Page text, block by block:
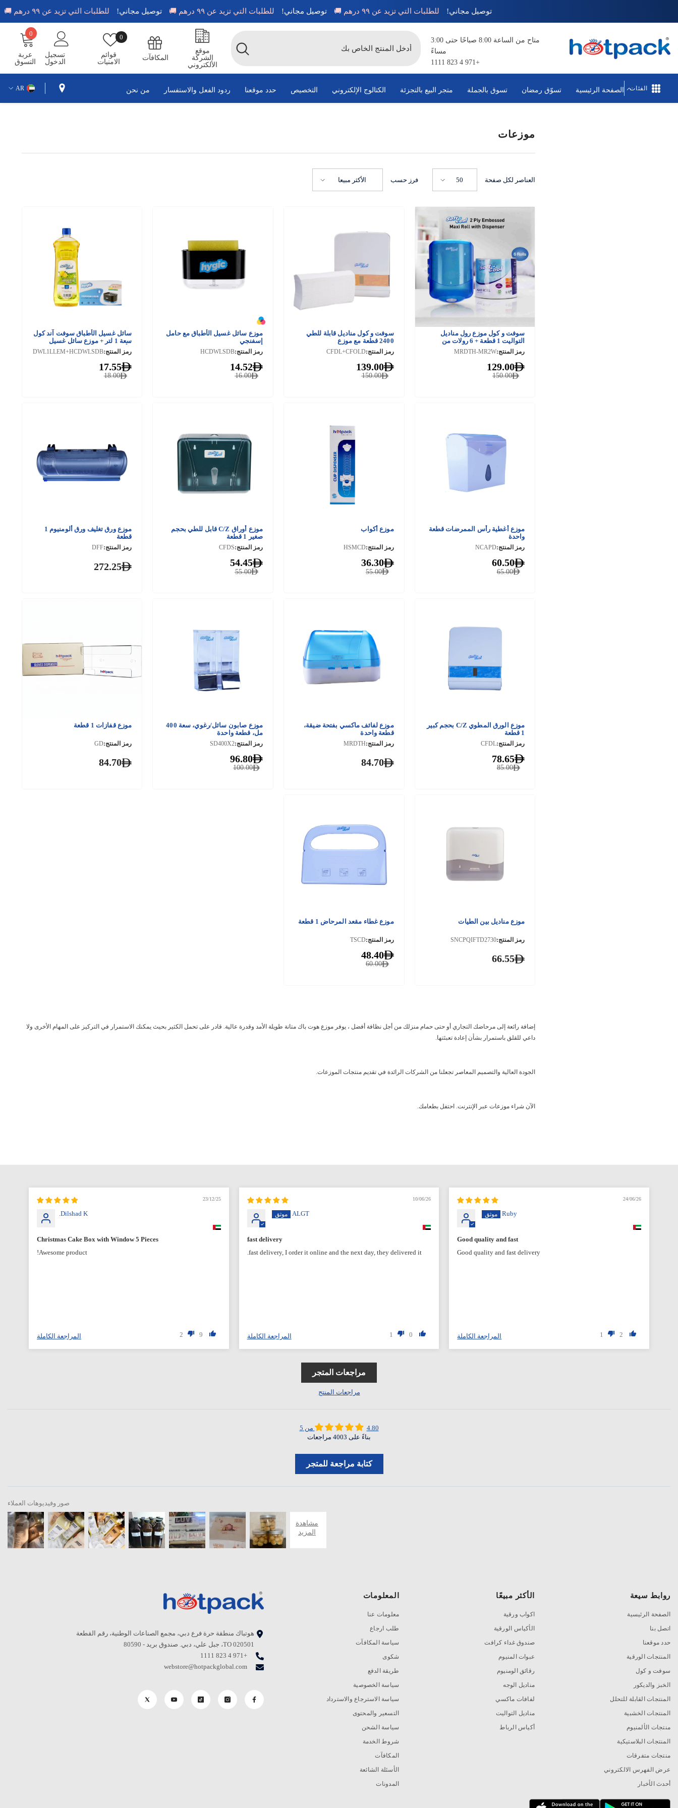
توصيل مجاني! للطلبات التي تزيد عن ٩٩ درهم 🚚 توصيل مجاني! للطلبات التي تزيد عن ٩٩ درهم 🚚 توصيل مجاني! للطلبات التي تزيد عن ٩٩ درهم 🚚
متاح من الساعة 8:00 صباحًا حتى 3:00
مساءً
+971 4 823 1111
موقع
الشركة
الألكتروني
المكافآت
قوائم
الامنيات
0قوائم
الامنيات
تسجيل
الدخول
عربة
التسوق
0
0
عناصر
الفئات الصفحة الرئيسية تسوّق رمضان تسوق بالجملة متجر البيع بالتجزئة الكتالوج الإلكتروني التخصيص حدد موقعنا ردود الفعل والاستفسار من نحن AR
موزعات
العناصر لكل صفحة 50 فرز حسب الأكثر مبيعا
سوفت و كول موزع رول مناديل
التواليت 1 قطعة + 6 رولات من
طبقتين رول مناديل التواليت
رمز المنتج:MRDTH-MR2W
150.00
129.00
سوفت و كول مناديل قابلة للطي
2400 قطعة مع موزع
رمز المنتج:CFDL+CFOLD
150.00
139.00
موزع سائل غسيل الأطباق مع حامل
إسفنجي
رمز المنتج:HCDWLSDB
16.00
14.52
سائل غسيل الأطباق سوفت آند كول
سعة 1 لتر + موزع سائل غسيل
الأطباق
رمز المنتج:DWL1LLEM+HCDWLSDB
18.00
17.55
موزع أغطية رأس الممرضات قطعة
واحدة
رمز المنتج:NCAPD
65.00
60.50
موزع أكواب
رمز المنتج:HSMCD
55.00
36.30
موزع أوراق C/Z قابل للطي بحجم
صغير 1 قطعة
رمز المنتج:CFDS
55.00
54.45
موزع ورق تغليف ورق ألومنيوم 1
قطعة
رمز المنتج:DFF
272.25
موزع الورق المطوي C/Z بحجم كبير
1 قطعة
رمز المنتج:CFDL
85.00
78.65
موزع لفائف ماكسي بفتحة ضيقة،
قطعة واحدة
رمز المنتج:MRDTH
84.70
موزع صابون سائل/رغوي، سعة 400
مل، قطعة واحدة
رمز المنتج:SD400X2
100.00
96.80
موزع قفازات 1 قطعة
رمز المنتج:GD
84.70
موزع مناديل بين الطيات
رمز المنتج:SNCPQIFTD2730
66.55
موزع غطاء مقعد المرحاض 1 قطعة
رمز المنتج:TSCD
60.00
48.40
إضافة رائعة إلى مرحاضك التجاري أو حتى حمام منزلك من أجل نظافة أفضل ، يوفر موزع هوت باك متانة طويلة الأمد وقدرة عالية. قادر على تحمل الكثير بحيث يمكنك الاستمرار في التركيز على المهام الأخرى ولا
داعي للقلق باستمرار بشأن إعادة تعبئتها.
الجودة العالية والتصميم المعاصر تجعلنا من الشركات الرائدة في تقديم منتجات الموزعات.
الآن شراء موزعات عبر الإنترنت. احتفل بطعامك.
24/06/26
Ruby
Good quality and fast
Good quality and fast delivery
2
1 المراجعة الكاملة
10/06/26
ALGT
fast delivery
fast delivery, I order it online and the next day, they delivered it.
0
1 المراجعة الكاملة
23/12/25
Dilshad K.
Christmas Cake Box with Window 5 Pieces
Awesome product!
9
2 المراجعة الكاملة
مراجعات المتجر
مراجعات المنتج
4.80 من 5
بناءً على 4003 مراجعات
كتابة مراجعة للمتجر
صور وفيديوهات العملاء
روابط سيعة
الصفحة الرئيسية
اتصل بنا
حدد موقعنا
المنتجات الورقية
سوفت و كول
الخبز والديكور
المنتجات القابلة للتحلل
المنتجات الخشبية
منتجات الألمنيوم
المنتجات البلاستيكية
منتجات متفرقات
عرض الفهرس الالكتروني
أحدث الأخبار
الأكثر مبيعًا
اكواب ورقية
الأكياس الورقية
صندوق غداء كرافت
عبوات المنيوم
رقائق الومنيوم
مناديل الوجه
لفافات ماكسي
مناديل التواليت
أكياس الرباط
المعلومات
معلومات عنا
طلب ارجاع
سياسة المكافآت
شكوى
طريقة الدفع
سياسة الخصوصية
سياسة الاسترجاع والاسترداد
التسعير والمحتوى
سياسة الشحن
شروط الخدمة
المكافآت
الأسئلة الشائعة
المدونات
هوتباك منطقة حرة فرع دبي، مجمع الصناعات الوطنية، رقم القطعة
TO 020501، جبل علي، دبي. صندوق بريد - 80590
+971 4 823 1111
webstore@hotpackglobal.com